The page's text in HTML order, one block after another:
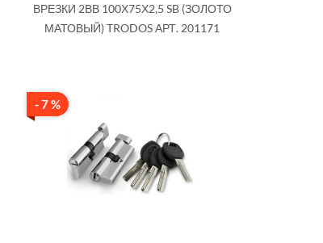
ВРЕЗКИ 2ВВ 100Х75Х2,5 SB (ЗОЛОТО
МАТОВЫЙ) TRODOS АРТ. 201171
- 7 %